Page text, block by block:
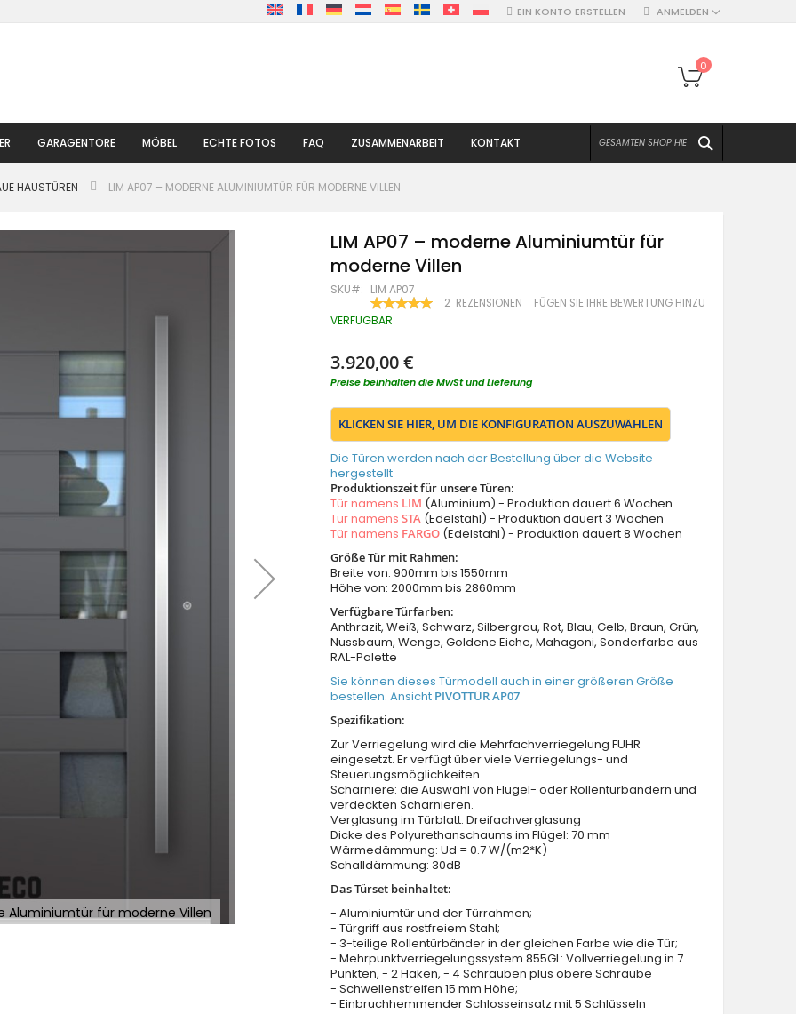
ANMELDEN
EIN KONTO ERSTELLEN
Mein
0
GARAGENTORE MÖBEL ECHTE FOTOS FAQ ZUSAMMENARBEIT KONTAKT
HAUSTÜREN LIM AP07 – MODERNE ALUMINIUMTÜR FÜR MODERNE VILLEN
Aluminiumtür für moderne Villen rot moderne Aluminiumtür für moderne Villen
LIM AP07 – moderne Aluminiumtür für
moderne Villen
SKU LIM AP07
BEWERTUNG:
100
% OF
2 REZENSIONEN FÜGEN SIE IHRE BEWERTUNG HINZU
VERFÜGBAR
3.920,00 €
Preise beinhalten die MwSt und Lieferung
KLICKEN SIE HIER, UM DIE KONFIGURATION AUSZUWÄHLEN
Die Türen werden nach der Bestellung über die Website
hergestellt
Produktionszeit für unsere Türen:
Tür namens LIM (Aluminium) - Produktion dauert 6 Wochen
Tür namensSTA (Edelstahl) - Produktion dauert 3 Wochen
Tür namens FARGO (Edelstahl) - Produktion dauert 8 Wochen
Größe Tür mit Rahmen:
Breite von: 900mm bis 1550mm
Höhe von: 2000mm bis 2860mm
Verfügbare Türfarben:
Anthrazit, Weiß, Schwarz, Silbergrau, Rot, Blau, Gelb, Braun, Grün,
Nussbaum, Wenge, Goldene Eiche, Mahagoni, Sonderfarbe aus
RAL-Palette
Sie können dieses Türmodell auch in einer größeren Größe
bestellen. Ansicht PIVOTTÜR AP07
Spezifikation:
Zur Verriegelung wird die Mehrfachverriegelung FUHR
eingesetzt. Er verfügt über viele Verriegelungs- und
Steuerungsmöglichkeiten.
Scharniere: die Auswahl von Flügel- oder Rollentürbändern und
verdeckten Scharnieren.
Verglasung im Türblatt: Dreifachverglasung
Dicke des Polyurethanschaums im Flügel: 70 mm
Wärmedämmung: Ud = 0.7 W/(m2*K)
Schalldämmung: 30dB
Das Türset beinhaltet:
- Aluminiumtür und der Türrahmen;
- Türgriff aus rostfreiem Stahl;
- 3-teilige Rollentürbänder in der gleichen Farbe wie die Tür;
- Mehrpunktverriegelungssystem 855GL: Vollverriegelung in 7
Punkten, - 2 Haken, - 4 Schrauben plus obere Schraube
- Schwellenstreifen 15 mm Höhe;
- Einbruchhemmender Schlosseinsatz mit 5 Schlüsseln